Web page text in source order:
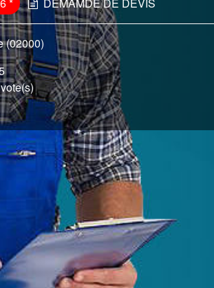
* DEMAMDE DE DEVIS
(02000)